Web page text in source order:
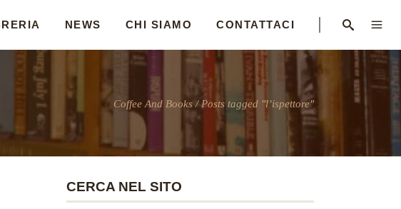
NEWS CHI SIAMO CONTATTACI
Coffee And Books /Posts tagged "l’ispettore"
CERCA NEL SITO